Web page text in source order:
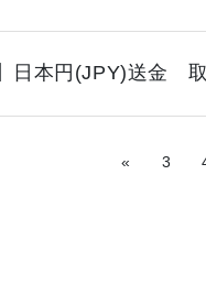
日本円(JPY)送金
« Trước
3